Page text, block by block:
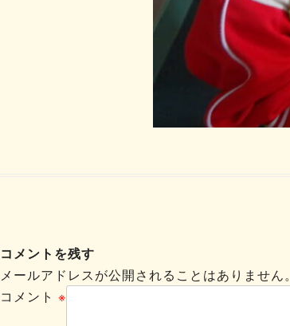
コメントを残す
メールアドレスが公開されることはありません。
コメント ※